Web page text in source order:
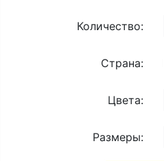
Количество:
Страна:
Цвета:
Размеры: